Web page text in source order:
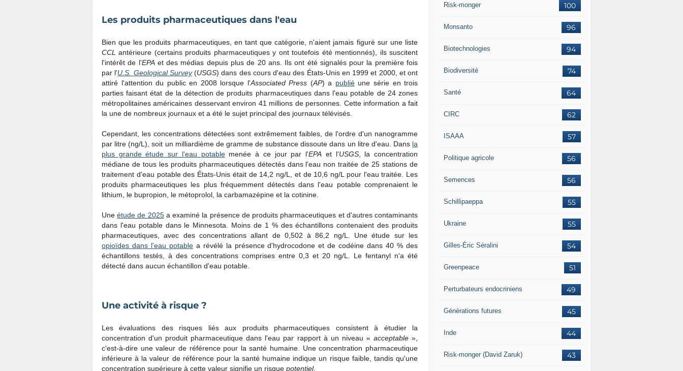
Les produits pharmaceutiques dans l'eau
Bien que les produits pharmaceutiques, en tant que catégorie, n'aient jamais figuré sur une liste
CCL antérieure (certains produits pharmaceutiques y ont toutefois été mentionnés), ils suscitent
l'intérêt de l'EPAet des médias depuis plus de 20 ans. Ils ont été signalés pour la première fois
par l'U.S. Geological Survey(USGS) dans des cours d'eau des États-Unis en 1999 et 2000, et ont
attiré l'attention du public en 2008 lorsque l'Associated Press (AP) a publiéune série en trois
parties faisant état de la détection de produits pharmaceutiques dans l'eau potable de 24 zones
métropolitaines américaines desservant environ 41 millions de personnes. Cette information a fait
la une de nombreux journaux et a été le sujet principal des journaux télévisés.
Cependant, les concentrations détectées sont extrêmement faibles, de l'ordre d'un nanogramme
par litre (ng/L), soit un milliardième de gramme de substance dissoute dans un litre d'eau. Dans la
plus grande étude sur l'eau potablemenée à ce jour par l'EPA et l'USGS, la concentration
médiane de tous les produits pharmaceutiques détectés dans l'eau non traitée de 25 stations de
traitement d'eau potable des États-Unis était de 14,2 ng/L, et de 10,6 ng/L pour l'eau traitée. Les
produits pharmaceutiques les plus fréquemment détectés dans l'eau potable comprenaient le
lithium, le bupropion, le métoprolol, la carbamazépine et la cotinine.
Uneétude de 2025a examiné la présence de produits pharmaceutiques et d'autres contaminants
dans l'eau potable dans le Minnesota. Moins de 1 % des échantillons contenaient des produits
pharmaceutiques, avec des concentrations allant de 0,502 à 86,2 ng/L. Une étude sur les
opioïdes dans l'eau potablea révélé la présence d'hydrocodone et de codéine dans 40 % des
échantillons testés, à des concentrations comprises entre 0,3 et 20 ng/L. Le fentanyl n'a été
détecté dans aucun échantillon d'eau potable.
Une activité à risque ?
Les évaluations des risques liés aux produits pharmaceutiques consistent à étudier la
concentration d'un produit pharmaceutique dans l'eau par rapport à un niveau « acceptable»,
c'est-à-dire une valeur de référence pour la santé humaine. Une concentration pharmaceutique
inférieure à la valeur de référence pour la santé humaine indique un risque faible, tandis qu'une
concentration supérieure à cette valeur signifie un risque potentiel.
100
Risk-monger
96
Monsanto
94
Biotechnologies
74
Biodiversité
64
Santé
62
CIRC
57
ISAAA
56
Politique agricole
56
Semences
55
Schillipaeppa
55
Ukraine
54
Gilles-Éric Séralini
51
Greenpeace
49
Perturbateurs endocriniens
45
Générations futures
44
Inde
43
Risk-monger (David Zaruk)